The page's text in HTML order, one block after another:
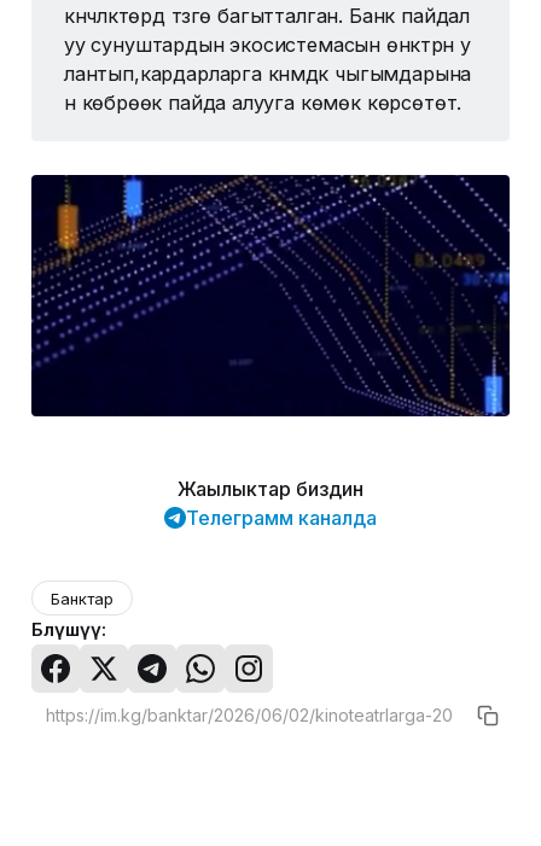
күнчүлүктөрдү түзүүгө багытталган. Банк пайдал
уу сунуштардын экосистемасын өнүктүрүүнү у
лантып,кардарларга күнүмдүк чыгымдарына
н көбүрөөк пайда алууга көмөк көрсөтөт.
Жаңылыктар биздин
Телеграмм каналда
Банктар
Бөлүшүү: